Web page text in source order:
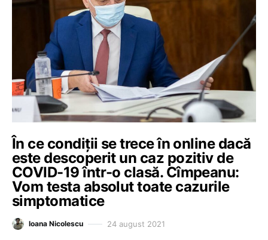
În ce condiții se trece în online dacă
este descoperit un caz pozitiv de
COVID-19 într-o clasă. Cîmpeanu:
Vom testa absolut toate cazurile
simptomatice
Ioana Nicolescu 24 august 2021